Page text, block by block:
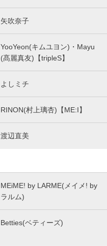
矢吹奈子
YooYeon(キムユヨン)・Mayu
(髙麗真友)【tripleS】
よしミチ
RINON(村上璃杏)【ME:I】
渡辺直美
MEiME! by LARME(メイメ! by
ラルム)
Betties(ベティーズ)